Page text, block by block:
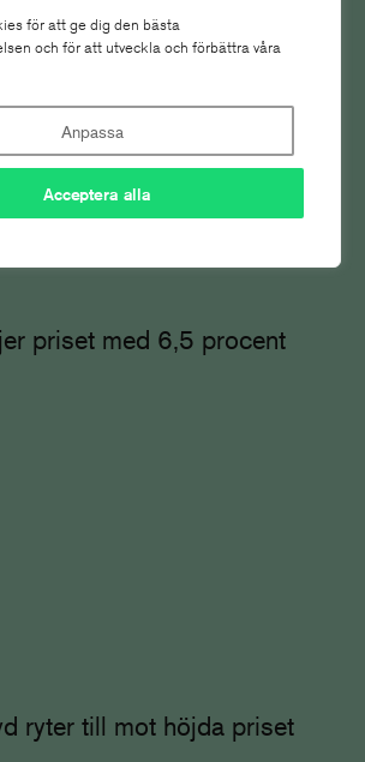
för att ge dig den bästa
och för att utveckla och förbättra våra
Anpassa
Acceptera alla
priset med 6,5 procent
ryter till mot höjda priset